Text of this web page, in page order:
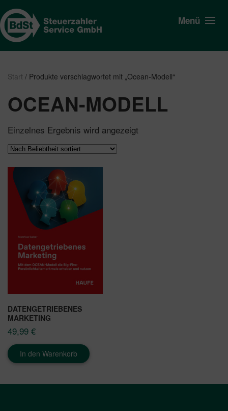
Menü
Start / Produkte verschlagwortet mit „Ocean-Modell“
OCEAN-MODELL
Einzelnes Ergebnis wird angezeigt
DATENGETRIEBENES
MARKETING
49,99 €
In den Warenkorb